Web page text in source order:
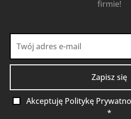
firmie!
Akceptuję Politykę
*